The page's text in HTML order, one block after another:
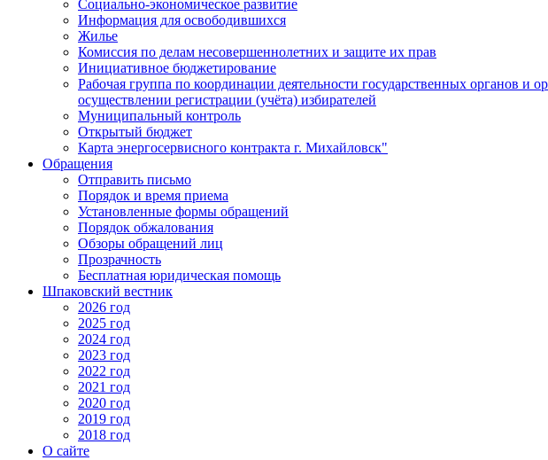
Социально-экономическое развитие
Информация для освободившихся
Жилье
Комиссия по делам несовершеннолетних и защите их прав
Инициативное бюджетирование
Рабочая группа по координации деятельности государственных органов и
осуществлении регистрации (учёта) избирателей
Муниципальный контроль
Открытый бюджет
Карта энергосервисного контракта г. Михайловск"
Обращения
Отправить письмо
Порядок и время приема
Установленные формы обращений
Порядок обжалования
Обзоры обращений лиц
Прозрачность
Бесплатная юридическая помощь
Шпаковский вестник
2026 год
2025 год
2024 год
2023 год
2022 год
2021 год
2020 год
2019 год
2018 год
О сайте